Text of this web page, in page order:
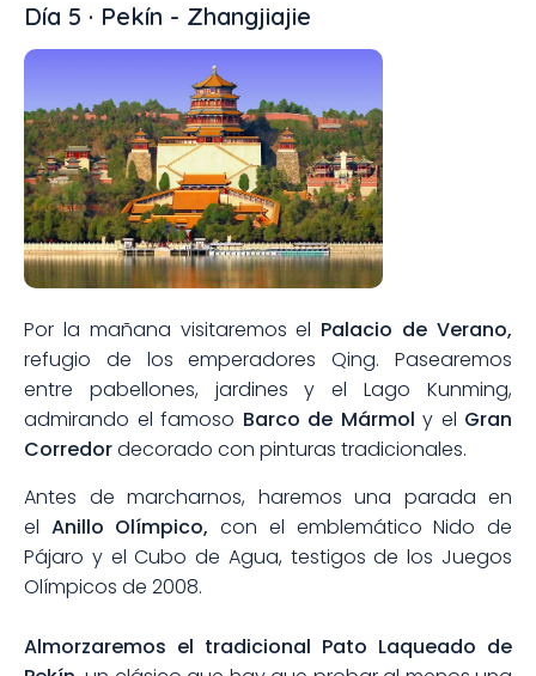
Día 5 · Pekín - Zhangjiajie
Por la mañana visitaremos el Palacio de Verano,
refugio de los emperadores Qing. Pasearemos
entre pabellones, jardines y el Lago Kunming,
admirando el famoso Barco de Mármol y el Gran
Corredordecorado con pinturas tradicionales.
Antes de marcharnos, haremos una parada en
el Anillo Olímpico, con el emblemático Nido de
Pájaro y el Cubo de Agua, testigos de los Juegos
Olímpicos de 2008.
Almorzaremos el tradicional Pato Laqueado de